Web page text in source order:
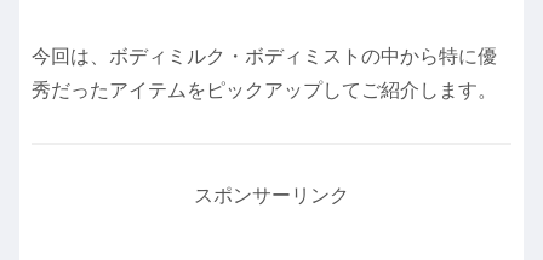
今回は、ボディミルク・ボディミストの中から特に優
秀だったアイテムをピックアップしてご紹介します。
スポンサーリンク